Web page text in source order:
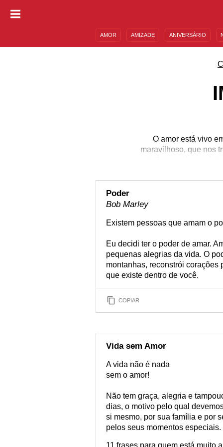
AMOR AMIZADE ANIVERSÁRIO
O amor está vivo
maravilhoso, que nos
Está apaixonado?
Poder
Bob Marley
Existem pessoas que amam o
Eu decidi ter o poder de amar.
pequenas alegrias da vida. O
montanhas, reconstrói corações
que existe dentro de você.
COPIAR
Vida sem Amor
A vida não é nada
sem o amor!
Não tem graça, alegria e
dias, o motivo pelo qual
si mesmo, por sua família e por
pelos seus momentos
11 frases para quem está muito